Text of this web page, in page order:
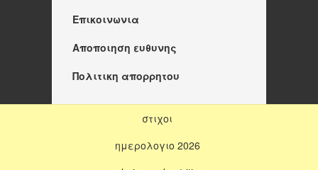
Επικοινωνια
Αποποιηση ευθυνης
Πολιτικη απορρητου
στιχοι
ημερολογιο 2026